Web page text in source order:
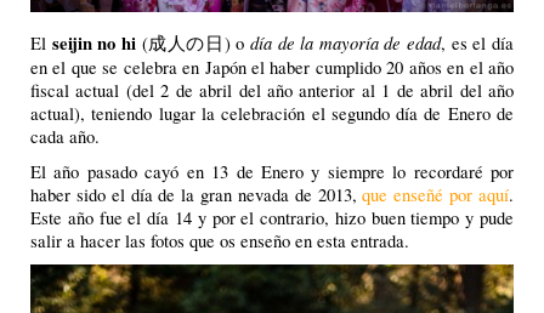
El seijin no hi(成人の日) o día de la mayoría de edad, es el día
en el que se celebra en Japón el haber cumplido 20 años en el año
fiscal actual (del 2 de abril del año anterior al 1 de abril del año
actual), teniendo lugar la celebración el segundo día de Enero de
cada año.
El año pasado cayó en 13 de Enero y siempre lo recordaré por
haber sido el día de la gran nevada de 2013,que enseñé por aquí.
Este año fue el día 14 y por el contrario, hizo buen tiempo y pude
salir a hacer las fotos que os enseño en esta entrada.